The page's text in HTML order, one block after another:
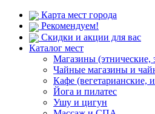
Карта мест города
Рекомендуем!
Скидки и акции для вас
Каталог мест
Магазины (этнические,
Чайные магазины и
Кафе (вегетарианские,
Йога и пилатес
Ушу и цигун